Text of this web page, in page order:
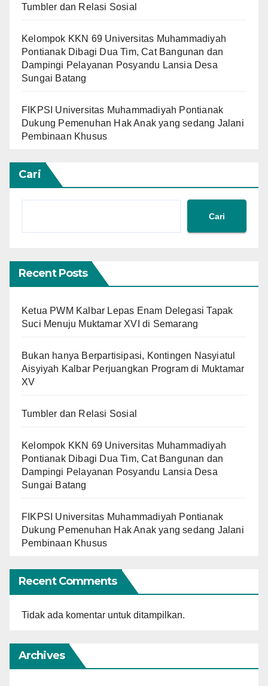
Tumbler dan Relasi Sosial
Kelompok KKN 69 Universitas Muhammadiyah
Pontianak Dibagi Dua Tim, Cat Bangunan dan
Dampingi Pelayanan Posyandu Lansia Desa
Sungai Batang
FIKPSI Universitas Muhammadiyah Pontianak
Dukung Pemenuhan Hak Anak yang sedang Jalani
Pembinaan Khusus
Cari
Cari
Recent Posts
Ketua PWM Kalbar Lepas Enam Delegasi Tapak
Suci Menuju Muktamar XVI di Semarang
Bukan hanya Berpartisipasi, Kontingen Nasyiatul
Aisyiyah Kalbar Perjuangkan Program di Muktamar
XV
Tumbler dan Relasi Sosial
Kelompok KKN 69 Universitas Muhammadiyah
Pontianak Dibagi Dua Tim, Cat Bangunan dan
Dampingi Pelayanan Posyandu Lansia Desa
Sungai Batang
FIKPSI Universitas Muhammadiyah Pontianak
Dukung Pemenuhan Hak Anak yang sedang Jalani
Pembinaan Khusus
Recent Comments
Tidak ada komentar untuk ditampilkan.
Archives